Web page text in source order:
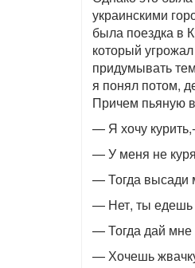
украинскими
была поездка в
который
придумывать
я понял потом,
Причем пьяную
— Я хочу
— У меня не
— Тогда высади
— Нет, ты едешь
— Тогда дай мне
— Хочешь